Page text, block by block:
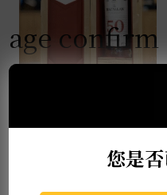
0.7L
age confirm
您是